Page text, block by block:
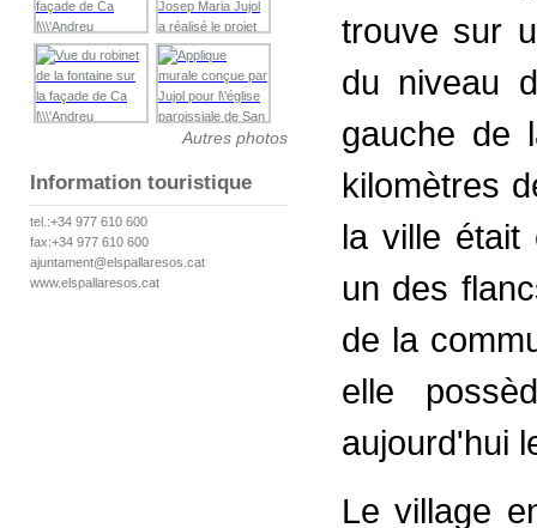
Autres photos
Information touristique
tel.:+34 977 610 600
fax:+34 977 610 600
ajuntament@elspallaresos.cat
www.elspallaresos.cat
trouve sur
du niveau
gauche de
kilomètres
la ville était
un des
de la
elle
aujourd'hui
Le village